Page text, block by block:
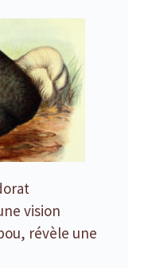
vision
révèle une